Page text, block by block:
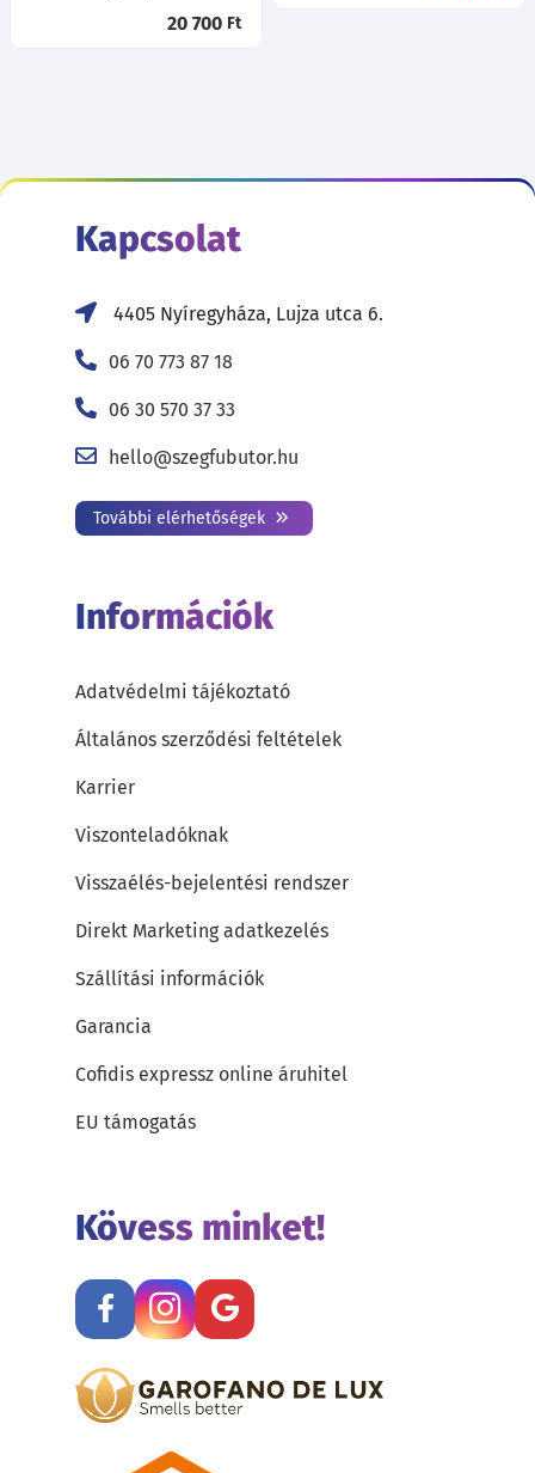
20 700 Ft
Kapcsolat
4405 Nyíregyháza, Lujza utca 6.
06 70 773 87 18
06 30 570 37 33
hello@szegfubutor.hu
További elérhetőségek
Információk
Adatvédelmi tájékoztató
Általános szerződési feltételek
Karrier
Viszonteladóknak
Visszaélés-bejelentési rendszer
Direkt Marketing adatkezelés
Szállítási információk
Garancia
Cofidis expressz online áruhitel
EU támogatás
Kövess minket!